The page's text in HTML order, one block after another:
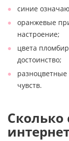
синие
оранжевые
настроение;
цвета
достоинство;
чувств.
Сколько